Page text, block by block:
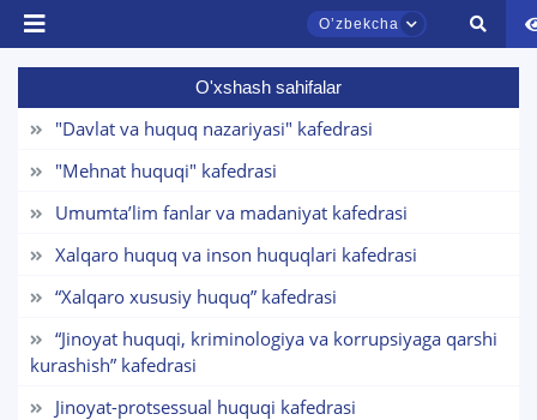
Oʼzbekcha
O'xshash sahifalar
"Davlat va huquq nazariyasi" kafedrasi
"Mehnat huquqi" kafedrasi
Umumta’lim fanlar va madaniyat kafedrasi
Xalqaro huquq va inson huquqlari kafedrasi
“Xalqaro xususiy huquq” kafedrasi
“Jinoyat huquqi, kriminologiya va korrupsiyaga qarshi
kurashish” kafedrasi
Jinoyat-protsessual huquqi kafedrasi
TDYU qabul murojaatlari chati
chatiga xush kelibsiz.